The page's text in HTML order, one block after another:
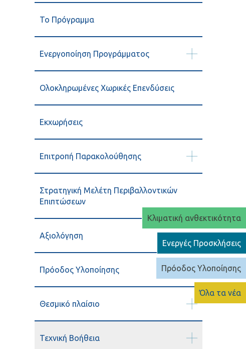
Κλιματική ανθεκτικότητα
Ενεργές Προσκλήσεις
Πρόοδος Υλοποίησης
Όλα τα νέα
Το Πρόγραμμα
Ενεργοποίηση Προγράμματος
Ολοκληρωμένες Χωρικές Επενδύσεις
Εκχωρήσεις
Επιτροπή Παρακολούθησης
Στρατηγική Μελέτη Περιβαλλοντικών
Επιπτώσεων
Αξιολόγηση
Πρόοδος Υλοποίησης
Θεσμικό πλαίσιο
Τεχνική Βοήθεια